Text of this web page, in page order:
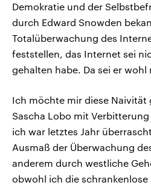
Demokratie und der
durch Edward Snowden
Totalüberwachung des
feststellen, das Internet sei
gehalten habe. Da sei er wohl
Ich möchte mir diese Naivität
Sascha Lobo mit
ich war letztes Jahr
Ausmaß der Überwachung
anderem durch westliche
obwohl ich die